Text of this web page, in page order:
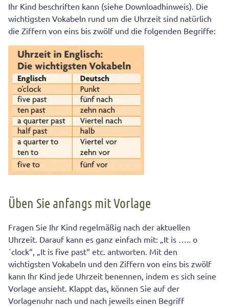
Ihr Kind beschriften kann (siehe Downloadhinweis). Die
wichtigsten Vokabeln rund um die Uhrzeit sind natürlich
die Ziffern von eins bis zwölf und die folgenden Begriffe:
Üben Sie anfangs mit Vorlage
Fragen Sie Ihr Kind regelmäßig nach der aktuellen
Uhrzeit. Darauf kann es ganz einfach mit: „It is ….. o
´clock“, „It is five past“ etc. antworten. Mit den
wichtigsten Vokabeln und den Ziffern von eins bis zwölf
kann Ihr Kind jede Uhrzeit benennen, indem es sich seine
Vorlage ansieht. Klappt das, können Sie auf der
Vorlagenuhr nach und nach jeweils einen Begriff